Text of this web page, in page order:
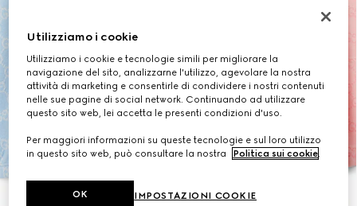
Utilizziamo i cookie
Utilizziamo i cookie e tecnologie simili per migliorare la
navigazione del sito, analizzarne l'utilizzo, agevolare la nostra
attività di marketing e consentirle di condividere i nostri contenuti
nelle sue pagine di social network. Continuando ad utilizzare
questo sito web, lei accetta le presenti condizioni d'uso.
Per maggiori informazioni su queste tecnologie e sul loro utilizzo
in questo sito web, può consultare la nostra
Politica sui cookie.
IMPOSTAZIONI COOKIE
OK